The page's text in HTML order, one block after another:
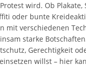
wird. Ob Plakate,
oder bunte
mit verschiedenen
starke
Gerechtigkeit
willst – hier